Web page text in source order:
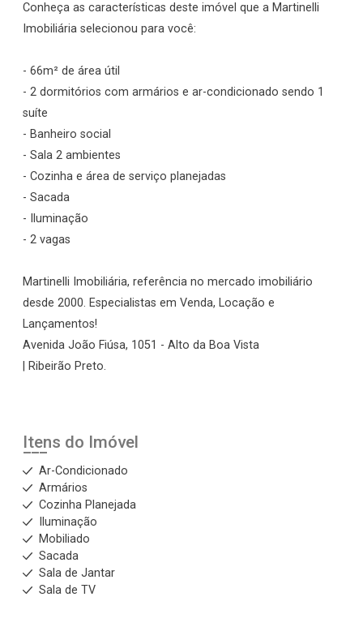
Conheça as características deste imóvel que a Martinelli
Imobiliária selecionou para você:
- 66m² de área útil
- 2 dormitórios com armários e ar-condicionado sendo 1
suíte
- Banheiro social
- Sala 2 ambientes
- Cozinha e área de serviço planejadas
- Sacada
- Iluminação
- 2 vagas
Martinelli Imobiliária, referência no mercado imobiliário
desde 2000. Especialistas em Venda, Locação e
Lançamentos!
Avenida João Fiúsa, 1051 - Alto da Boa Vista
| Ribeirão Preto.
Itens do Imóvel
Ar-Condicionado
Armários
Cozinha Planejada
Iluminação
Mobiliado
Sacada
Sala de Jantar
Sala de TV